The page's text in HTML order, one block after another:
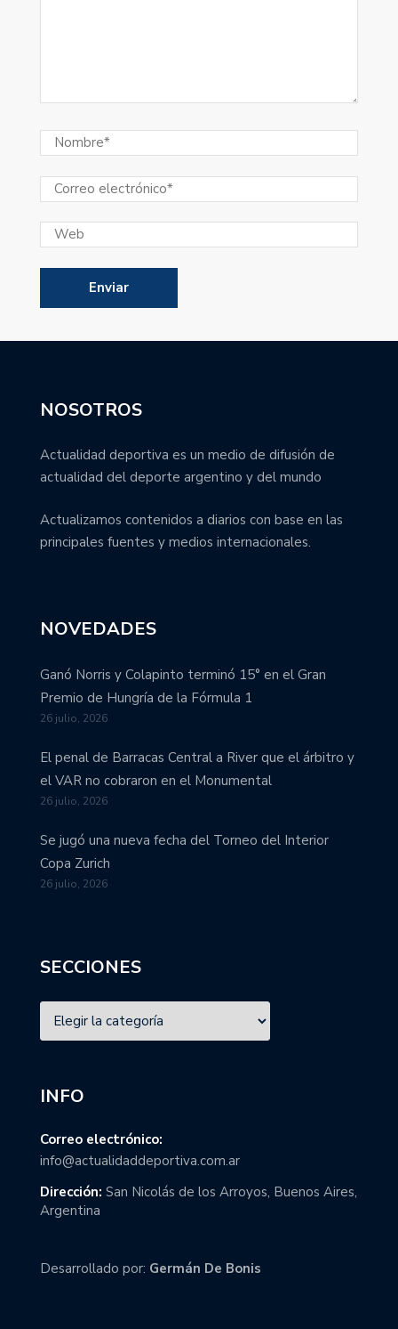
NOSOTROS
Actualidad deportiva es un medio de difusión de
actualidad del deporte argentino y del mundo
Actualizamos contenidos a diarios con base en las
principales fuentes y medios internacionales.
NOVEDADES
Ganó Norris y Colapinto terminó 15° en el Gran
Premio de Hungría de la Fórmula 1
26 julio, 2026
El penal de Barracas Central a River que el árbitro y
el VAR no cobraron en el Monumental
26 julio, 2026
Se jugó una nueva fecha del Torneo del Interior
Copa Zurich
26 julio, 2026
SECCIONES
INFO
Correo electrónico:
info@actualidaddeportiva.com.ar
Dirección: San Nicolás de los Arroyos, Buenos Aires,
Argentina
Desarrollado por: Germán De Bonis